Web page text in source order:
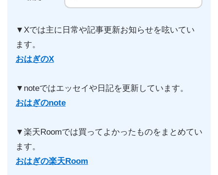
▼Xでは主に日常や記事更新お知らせを呟いてい
ます。
おはぎのX
▼noteではエッセイや日記を更新しています。
おはぎのnote
▼楽天Roomでは買ってよかったものをまとめてい
ます。
おはぎの楽天Room